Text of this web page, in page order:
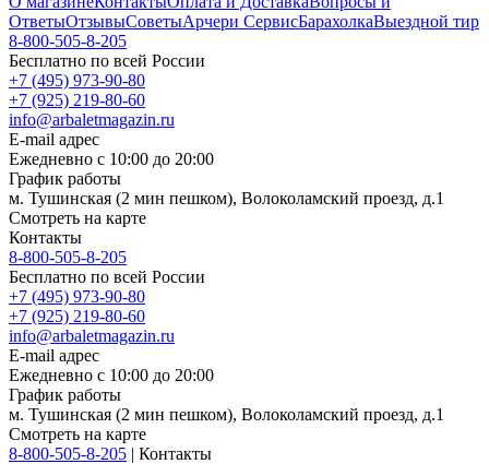
ОтветыОтзывыСоветыАрчери СервисБарахолкаВыездной тир
8-800-505-8-205
Бесплатно по всей России
+7 (495) 973-90-80
+7 (925) 219-80-60
info@arbaletmagazin.ru
E-mail адрес
Ежедневно с 10:00 до 20:00
График работы
м. Тушинская (2 мин пешком), Волоколамский проезд, д.1
Смотреть на карте
Контакты
8-800-505-8-205
Бесплатно по всей России
+7 (495) 973-90-80
+7 (925) 219-80-60
info@arbaletmagazin.ru
E-mail адрес
Ежедневно с 10:00 до 20:00
График работы
м. Тушинская (2 мин пешком), Волоколамский проезд, д.1
Смотреть на карте
8-800-505-8-205 | Контакты